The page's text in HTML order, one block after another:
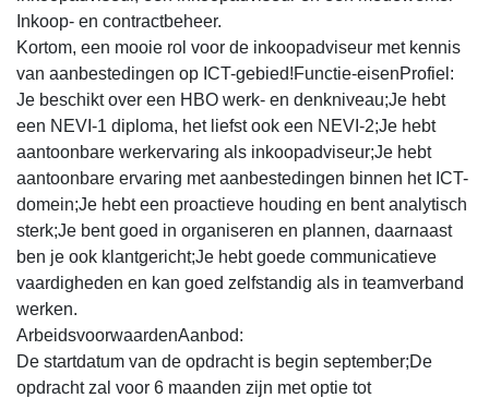
Inkoop- en contractbeheer.
Kortom, een mooie rol voor de inkoopadviseur met kennis
van aanbestedingen op ICT-gebied!Functie-eisenProfiel:
Je beschikt over een HBO werk- en denkniveau;Je hebt
een NEVI-1 diploma, het liefst ook een NEVI-2;Je hebt
aantoonbare werkervaring als inkoopadviseur;Je hebt
aantoonbare ervaring met aanbestedingen binnen het ICT-
domein;Je hebt een proactieve houding en bent analytisch
sterk;Je bent goed in organiseren en plannen, daarnaast
ben je ook klantgericht;Je hebt goede communicatieve
vaardigheden en kan goed zelfstandig als in teamverband
werken.
ArbeidsvoorwaardenAanbod:
De startdatum van de opdracht is begin september;De
opdracht zal voor 6 maanden zijn met optie tot